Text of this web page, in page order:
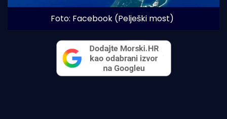
Foto: Facebook (Pelješki most)